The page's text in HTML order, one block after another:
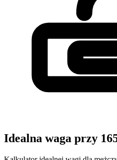
Idealna waga przy